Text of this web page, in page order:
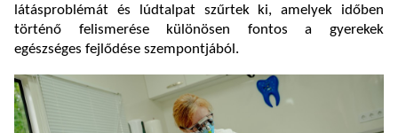
látásproblémát és lúdtalpat szűrtek ki, amelyek időben
történő felismerése különösen fontos a gyerekek
egészséges fejlődése szempontjából.